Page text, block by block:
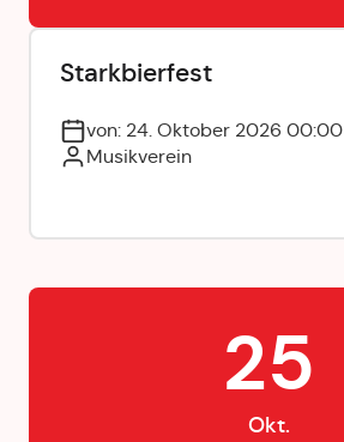
Starkbierfest
von: 24. Oktober 2026 00:00
Musikverein
25
Okt.